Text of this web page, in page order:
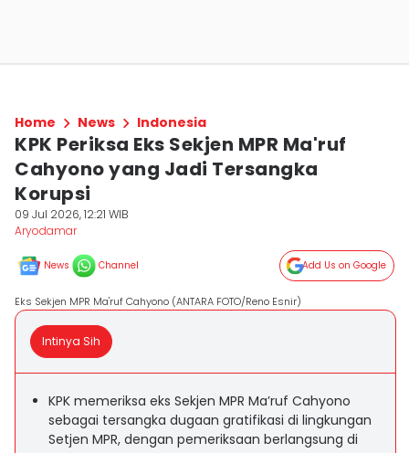
Home News Indonesia
KPK Periksa Eks Sekjen MPR Ma'ruf
Cahyono yang Jadi Tersangka
Korupsi
09 Jul 2026, 12:21 WIB
Aryodamar
News Channel Add Us on Google
Eks Sekjen MPR Ma'ruf Cahyono (ANTARA FOTO/Reno Esnir)
Intinya Sih
KPK memeriksa eks Sekjen MPR Ma’ruf Cahyono
sebagai tersangka dugaan gratifikasi di lingkungan
Setjen MPR, dengan pemeriksaan berlangsung di